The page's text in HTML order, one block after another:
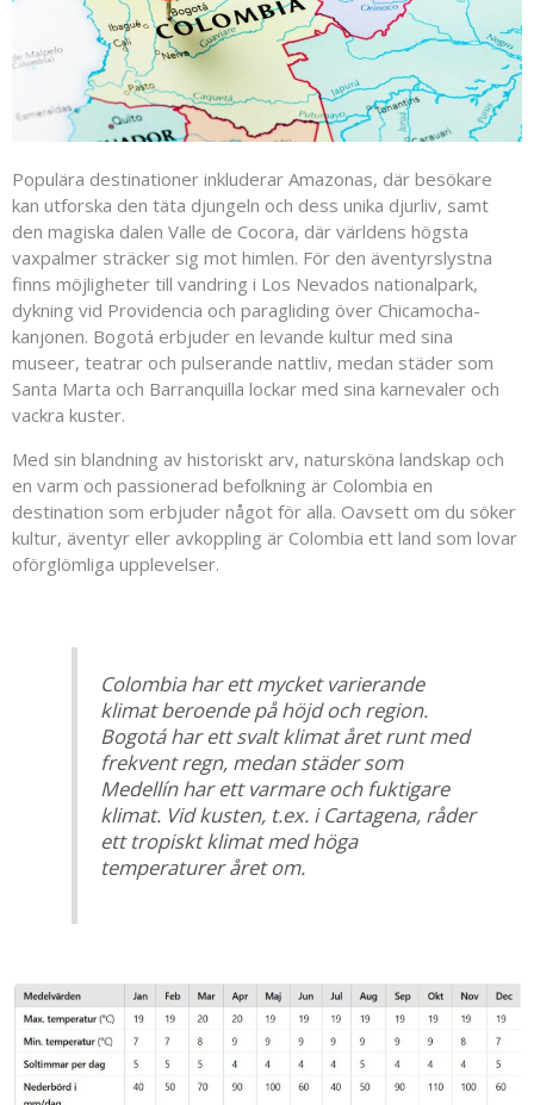
Populära destinationer inkluderar Amazonas, där besökare
kan utforska den täta djungeln och dess unika djurliv, samt
den magiska dalen Valle de Cocora, där världens högsta
vaxpalmer sträcker sig mot himlen. För den äventyrslystna
finns möjligheter till vandring i Los Nevados nationalpark,
dykning vid Providencia och paragliding över Chicamocha-
kanjonen. Bogotá erbjuder en levande kultur med sina
museer, teatrar och pulserande nattliv, medan städer som
Santa Marta och Barranquilla lockar med sina karnevaler och
vackra kuster.
Med sin blandning av historiskt arv, natursköna landskap och
en varm och passionerad befolkning är Colombia en
destination som erbjuder något för alla. Oavsett om du söker
kultur, äventyr eller avkoppling är Colombia ett land som lovar
oförglömliga upplevelser.
Colombia har ett mycket varierande
klimat beroende på höjd och region.
Bogotá har ett svalt klimat året runt med
frekvent regn, medan städer som
Medellín har ett varmare och fuktigare
klimat. Vid kusten, t.ex. i Cartagena, råder
ett tropiskt klimat med höga
temperaturer året om.